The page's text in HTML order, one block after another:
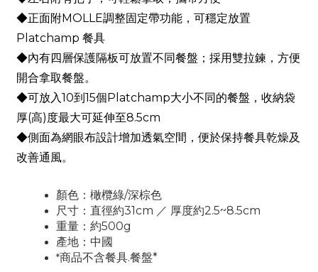
◆正面附MOLLE調整固定帶功能，可穩定放置
Platchamp 餐具
◆內有四層保護隔板可放置不同餐盤；採用雙拉鍊，方便
開合拿取餐盤。
◆可放入10到 15個 Platchamp大小不同的餐盤，收納袋
厚(高) 度最大可延伸至8.5cm
◆側面為網眼布設計增加透氣空間，便於保持餐具乾燥及
改善通風。
顏色：橄欖綠/深棕色
尺寸：直徑約31cm ／ 厚度約2.5~8.5cm
重量：約500g
產地：中國
*商品不含餐具.餐盤*